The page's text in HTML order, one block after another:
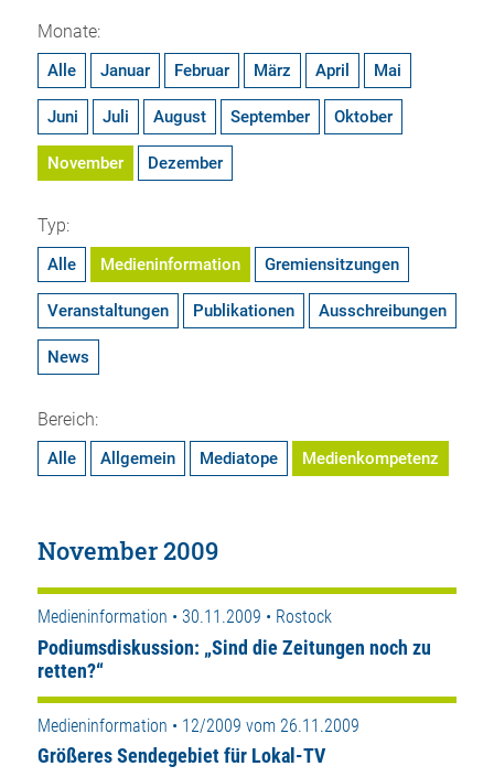
Monate:
Alle Januar Februar März April Mai
Juni Juli August September Oktober
November Dezember
Typ:
Alle Medieninformation Gremiensitzungen
Veranstaltungen Publikationen Ausschreibungen
News
Bereich:
Alle Allgemein Mediatope Medienkompetenz
November 2009
Medieninformation • 30.11.2009 • Rostock
Podiumsdiskussion: „Sind die Zeitungen noch zu
retten?“
Medieninformation • 12/2009 vom 26.11.2009
Größeres Sendegebiet für Lokal-TV